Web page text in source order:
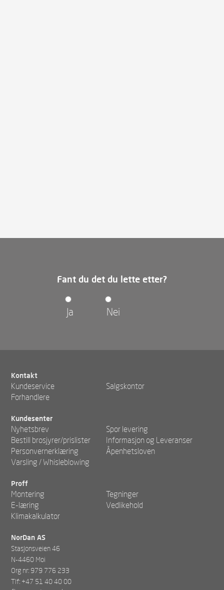
Fant du det du lette etter?
Ja Nei
Kontakt
Kundeservice
Salgskontor
Forhandlere
Kundesenter
Nyhetsbrev
Spor levering
Bestill brosjyrer/prislister
Informasjon og Leveranser
Personvernerklæring
Åpenhetsloven
Varsling / Whisleblowing
Proff
Montering
Tegninger
E-læring
Vedlikehold
Klimakalkulator
NorDan AS
Stasjonsveien 46
N-4460 Moi
Org nr: 979 776 233
Tlf: +47 51 40 40 00